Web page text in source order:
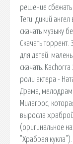
решение сбежать
Теги: дикий
скачать музыку
Скачать
для детей.
скачать.
роли актера -
Драма,
Милагрос,
выросла
(оригинальное
"Храбрая кукла").